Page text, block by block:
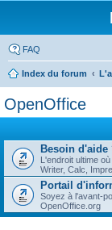
FAQ
Index du forum
OpenOffice
Besoin
L'endroit ultime
Writer, Calc,
Portail
Soyez à l'avant-
OpenOffice.org